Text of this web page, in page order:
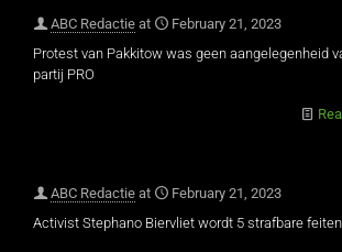
ABC Redactie at
February 21, 2023
Protest van Pakkitow was geen aangelegenheid
partij PRO
ABC Redactie at
February 21, 2023
Activist Stephano Biervliet wordt 5 strafbare